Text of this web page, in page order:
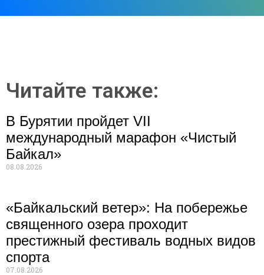
Читайте также:
В Бурятии пройдет VII
международный марафон «Чистый
Байкал»
08.08.2026
«Байкальский ветер»: На побережье
священного озера проходит
престижный фестиваль водных видов
спорта
07.08.2026